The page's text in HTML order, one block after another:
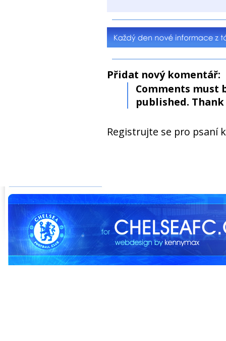
Přidat nový komentář:
Comments must
published. Thank
Registrujte se pro psaní